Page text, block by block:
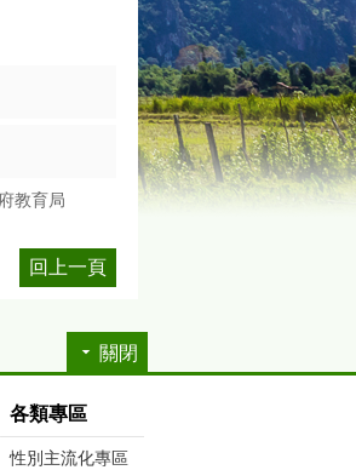
教育局
回上一頁
關閉
各類專區
性別主流化專區